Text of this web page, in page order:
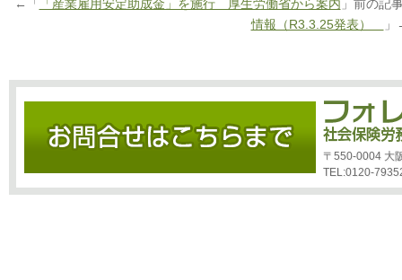
←「 「産業雇用安定助成金」を施行 厚生労働省から案内 」前の
情報（R3.3.25発表）
〒550-0004 大
TEL:0120-